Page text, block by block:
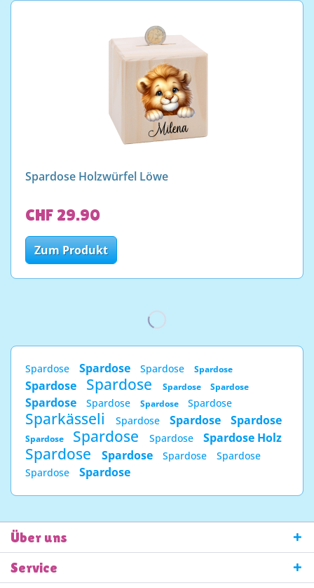
Spardose Holzwürfel Löwe
CHF 29.90
Zum Produkt
Spardose Spardose Spardose Spardose
Spardose Spardose Spardose Spardose
Spardose Spardose Spardose Spardose
Sparkässeli Spardose Spardose Spardose
Spardose Spardose Spardose Spardose Holz
Spardose Spardose Spardose
Spardose
Spardose
Spardose
Über uns
Service